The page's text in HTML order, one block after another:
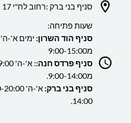
סניף בני ברק :רחוב לח"י 17
שעות פתיחה:
סניף הוד השרון:
מ9:00-15:00
סניף פרדס חנה:
מ9:00-14:00.
סניף בני ברק:
14:00.